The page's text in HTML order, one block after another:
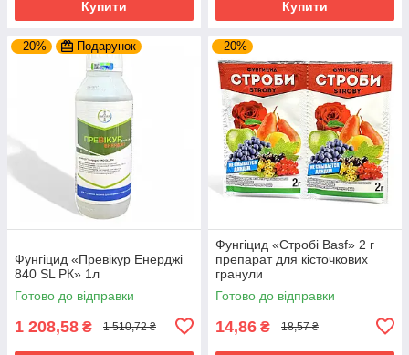
Купити Купити
–20% Подарунок
Фунгіцид «Превікур Енерджі
840 SL РК» 1л
Готово до відправки
1 208,58 ₴ 1 510,72 ₴
–20%
Фунгіцид «Стробі Basf» 2 г
препарат для кісточкових
гранули
Готово до відправки
14,86 ₴ 18,57 ₴